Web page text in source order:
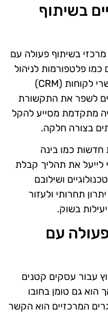
בשיתוף
בשיתוף פעולה עם
כמו פלטפורמות לניהול
פרויקטים, תוכנות לניהול קשרי לקוחות (CRM)
לשפר את התקשורת
מתקדמת מסייע להקל
בצורה חלקה.
חדשות כמו בינה
לייעל את תהליך קבלת
ושילובם
תחרותי ולעזור
בשוק.
עם
עבור עסקים קטנים
הוא גם טומן בחובו
המרכזיים הוא הקשר